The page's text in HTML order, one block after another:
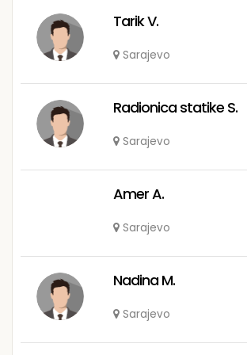
Tarik V.
Sarajevo
Radionica statike S.
Sarajevo
Amer A.
Sarajevo
Nadina M.
Sarajevo